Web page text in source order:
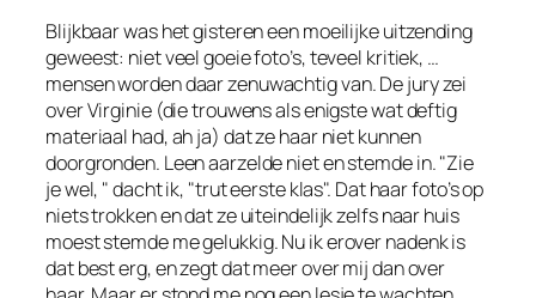
Blijkbaar was het gisteren een moeilijke uitzending
geweest: niet veel goeie foto’s, teveel kritiek, …
mensen worden daar zenuwachtig van. De jury zei
over Virginie (die trouwens als enigste wat deftig
materiaal had, ah ja) dat ze haar niet kunnen
doorgronden. Leen aarzelde niet en stemde in. "Zie
je wel, " dacht ik, "trut eerste klas". Dat haar foto’s op
niets trokken en dat ze uiteindelijk zelfs naar huis
moest stemde me gelukkig. Nu ik erover nadenk is
dat best erg, en zegt dat meer over mij dan over